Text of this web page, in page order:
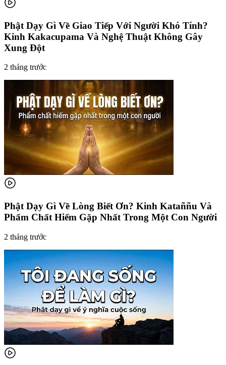
Phật Dạy Gì Về Giao Tiếp Với Người Khó Tính?
Kinh Kakacupama Và Nghệ Thuật Không Gây
Xung Đột
2 tháng trước
Phật Dạy Gì Về Lòng Biết Ơn? Kinh Kataññu Và
Phẩm Chất Hiếm Gặp Nhất Trong Một Con Người
2 tháng trước